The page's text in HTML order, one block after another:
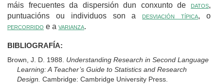
máis frecuentes da dispersión dun conxunto de datos,
puntuacións ou individuos son a desviación típica, o
percorrido e a varianza.
BIBLIOGRAFÍA:
Brown, J. D. 1988. Understanding Research in Second Language
Learning: A Teacher’s Guide to Statistics and Research
Design. Cambridge: Cambridge University Press.